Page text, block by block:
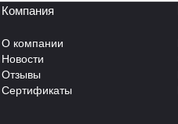
Компания
О компании
Новости
Отзывы
Сертификаты